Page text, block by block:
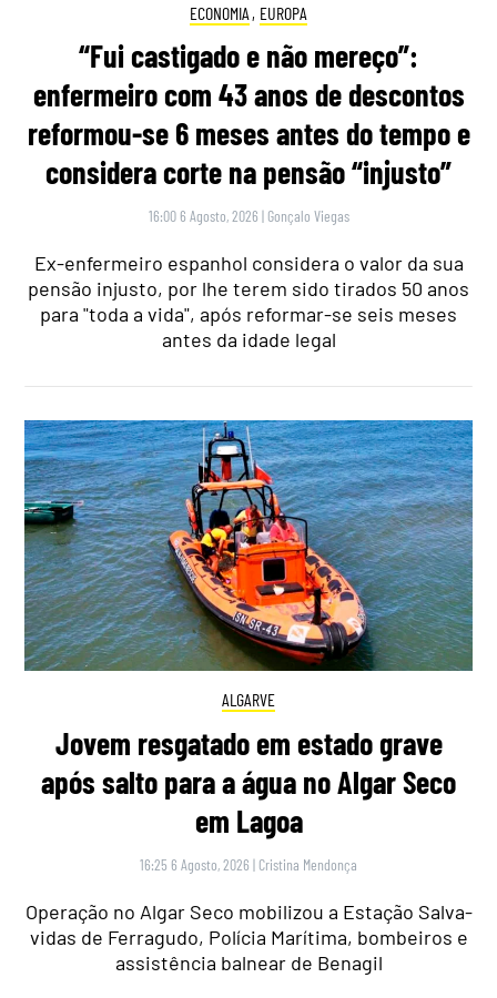
ECONOMIA , EUROPA
“Fui castigado e não mereço”:
enfermeiro com 43 anos de descontos
reformou-se 6 meses antes do tempo e
considera corte na pensão “injusto”
16:00 6 Agosto, 2026 | Gonçalo Viegas
Ex-enfermeiro espanhol considera o valor da sua
pensão injusto, por lhe terem sido tirados 50 anos
para "toda a vida", após reformar-se seis meses
antes da idade legal
ALGARVE
Jovem resgatado em estado grave
após salto para a água no Algar Seco
em Lagoa
16:25 6 Agosto, 2026 | Cristina Mendonça
Operação no Algar Seco mobilizou a Estação Salva-
vidas de Ferragudo, Polícia Marítima, bombeiros e
assistência balnear de Benagil